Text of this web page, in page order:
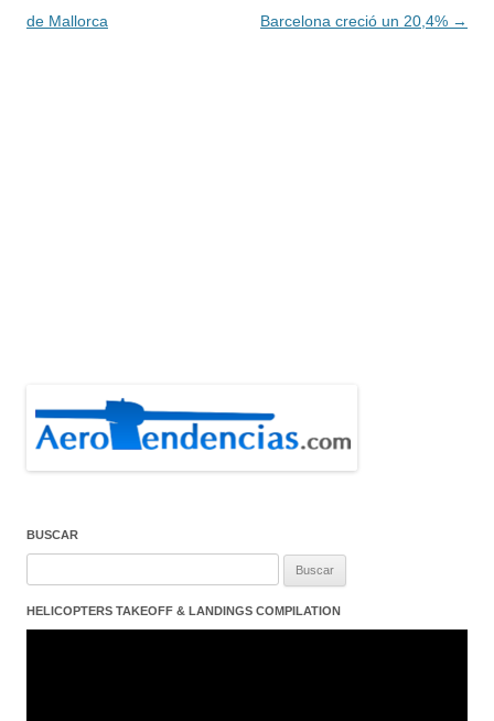
entradas
de Mallorca
Barcelona creció un 20,4% →
BUSCAR
HELICOPTERS TAKEOFF & LANDINGS COMPILATION